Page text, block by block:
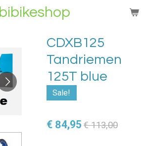
bibikeshop
CDXB125
Tandriemen
125T blue
Sale!
€ 84,95 € 113,00